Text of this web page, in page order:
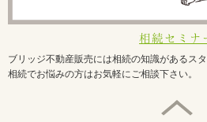
相続セミナ
ブリッジ不動産販売には相続の知識があるス
相続でお悩みの方はお気軽にご相談下さい。